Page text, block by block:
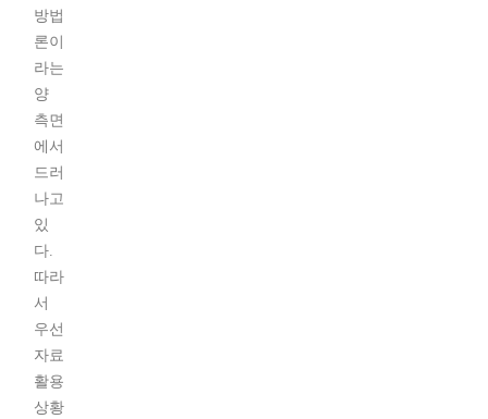
방법
론이
라는
양
측면
에서
드러
나고
있
다.
따라
서
우선
자료
활용
상황